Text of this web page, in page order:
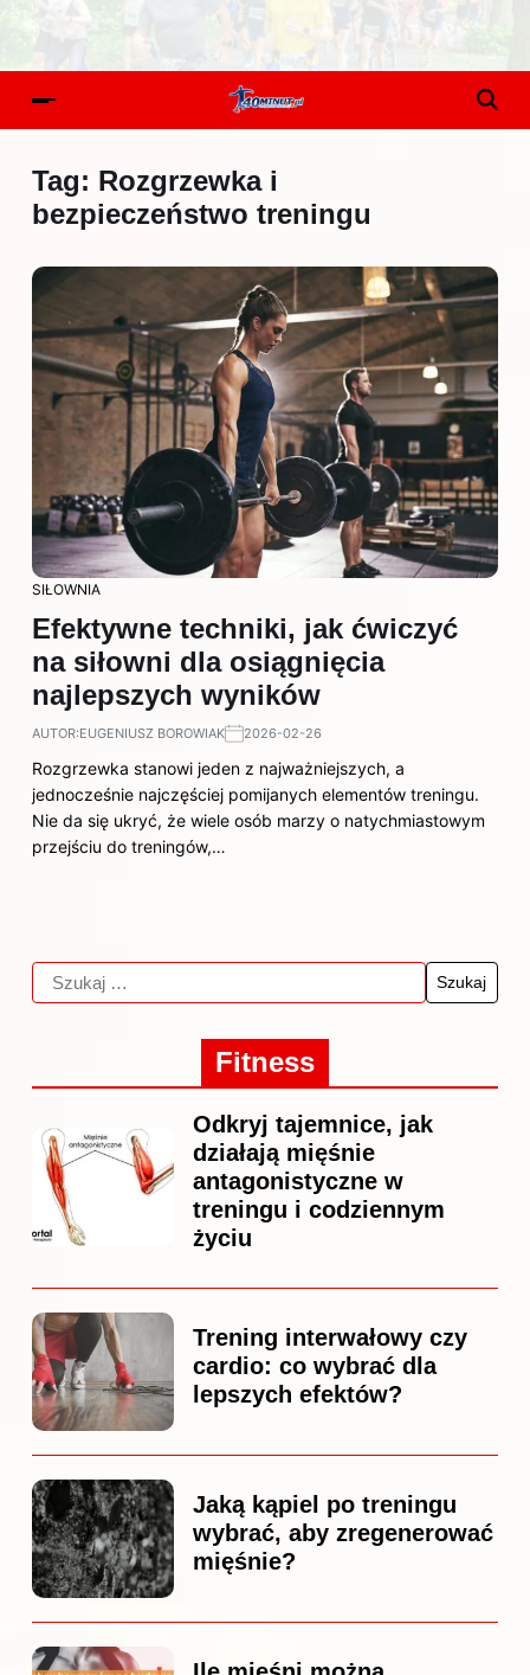
Tag: Rozgrzewka i
bezpieczeństwo treningu
SIŁOWNIA
Efektywne techniki, jak ćwiczyć
na siłowni dla osiągnięcia
najlepszych wyników
AUTOR:EUGENIUSZ BOROWIAK 2026-02-26
Rozgrzewka stanowi jeden z najważniejszych, a
jednocześnie najczęściej pomijanych elementów treningu.
Nie da się ukryć, że wiele osób marzy o natychmiastowym
przejściu do treningów,…
Fitness
Odkryj tajemnice, jak
działają mięśnie
antagonistyczne w
treningu i codziennym
życiu
Trening interwałowy czy
cardio: co wybrać dla
lepszych efektów?
Jaką kąpiel po treningu
wybrać, aby zregenerować
mięśnie?